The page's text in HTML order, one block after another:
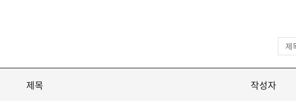
제목 작성자